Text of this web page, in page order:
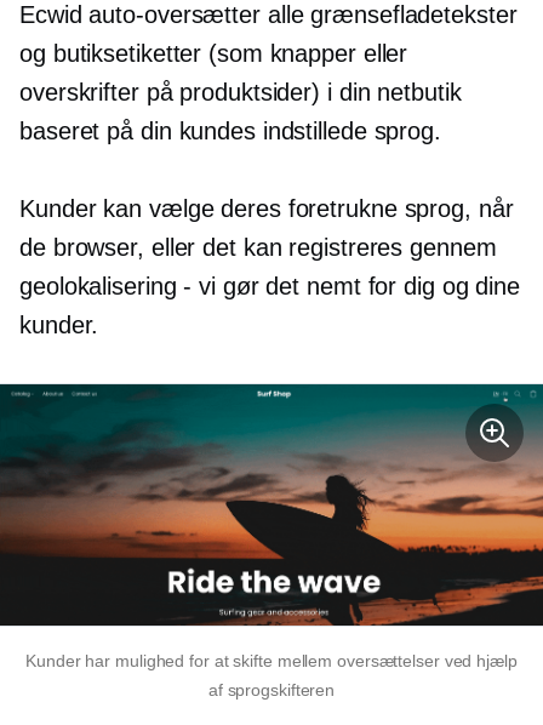
Ecwidauto-oversætteralle grænsefladetekster
og butiksetiketter (som knapper eller
overskrifter på produktsider) i din netbutik
baseret på din kundes indstillede sprog.
Kunder kan vælge deres foretrukne sprog, når
de browser, eller det kan registreres gennem
geolokalisering - vi gør det nemt for dig og dine
kunder.
Kunder har mulighed for at skifte mellem oversættelser ved hjælp
af sprogskifteren